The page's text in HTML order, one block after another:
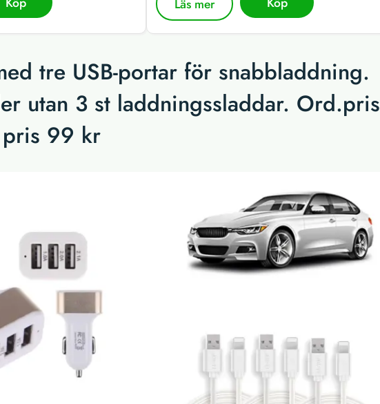
Läs mer
tre USB-portar för snabbladdning.
utan 3 st laddningssladdar. Ord.pris
99 kr